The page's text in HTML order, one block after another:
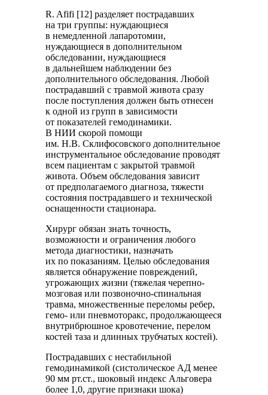
R. Afifi [12] разделяет пострадавших
на три группы: нуждающиеся
в немедленной лапаротомии,
нуждающиеся в дополнительном
обследовании, нуждающиеся
в дальнейшем наблюдении без
дополнительного обследования. Любой
пострадавший с травмой живота сразу
после поступления должен быть отнесен
к одной из групп в зависимости
от показателей гемодинамики.
В НИИ скорой помощи
им. Н.В. Склифосовского дополнительное
инструментальное обследование проводят
всем пациентам с закрытой травмой
живота. Объем обследования зависит
от предполагаемого диагноза, тяжести
состояния пострадавшего и технической
оснащенности стационара.
Хирург обязан знать точность,
возможности и ограничения любого
метода диагностики, назначать
их по показаниям. Целью обследования
является обнаружение повреждений,
угрожающих жизни (тяжелая черепно-
мозговая или позвоночно-спинальная
травма, множественные переломы ребер,
гемо- или пневмоторакс, продолжающееся
внутрибрюшное кровотечение, перелом
костей таза и длинных трубчатых костей).
Пострадавших с нестабильной
гемодинамикой (систолическое АД менее
90 мм рт.ст., шоковый индекс Альговера
более 1,0, другие признаки шока)